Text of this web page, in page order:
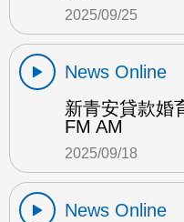
2025/09/25
News Online
新青安貸款婚
FM AM
2025/09/18
News Online